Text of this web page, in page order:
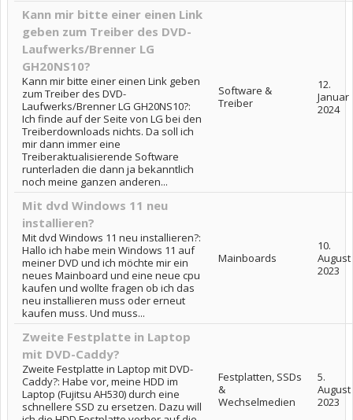
Kann mir bitte einer einen Link
geben zum Treiber des DVD-
Laufwerks/Brenner LG
GH20NS10?
Kann mir bitte einer einen Link geben
zum Treiber des DVD-
Laufwerks/Brenner LG GH20NS10?:
Ich finde auf der Seite von LG bei den
Treiberdownloads nichts. Da soll ich
mir dann immer eine
Treiberaktualisierende Software
runterladen die dann ja bekanntlich
noch meine ganzen anderen...
Software &
Treiber
12.
Januar
2024
Mit dvd Windows 11 neu
installieren?
Mit dvd Windows 11 neu installieren?:
Hallo ich habe mein Windows 11 auf
meiner DVD und ich möchte mir ein
neues Mainboard und eine neue cpu
kaufen und wollte fragen ob ich das
neu installieren muss oder erneut
kaufen muss. Und muss...
Mainboards
10.
August
2023
Zweite Festplatte in Laptop
mit DVD-Caddy?
Zweite Festplatte in Laptop mit DVD-
Caddy?: Habe vor, meine HDD im
Laptop (Fujitsu AH530) durch eine
schnellere SSD zu ersetzen. Dazu will
Festplatten, SSDs
&
Wechselmedien
5.
August
2023